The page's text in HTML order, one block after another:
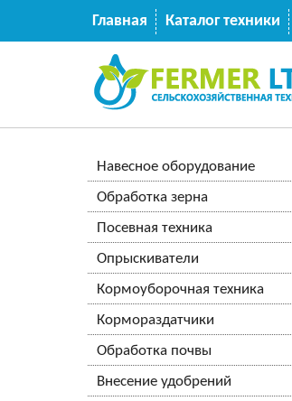
Главная Каталог техники
Навесное оборудование
Обработка зерна
Посевная техника
Опрыскиватели
Кормоуборочная техника
Кормораздатчики
Обработка почвы
Внесение удобрений